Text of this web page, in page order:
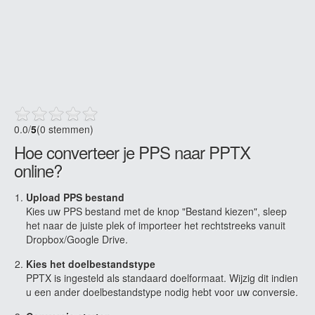
0.0/5(0 stemmen)
Hoe converteer je PPS naar PPTX
online?
Upload PPS bestand
Kies uw PPS bestand met de knop "Bestand kiezen", sleep
het naar de juiste plek of importeer het rechtstreeks vanuit
Dropbox/Google Drive.
Kies het doelbestandstype
PPTX is ingesteld als standaard doelformaat. Wijzig dit indien
u een ander doelbestandstype nodig hebt voor uw conversie.